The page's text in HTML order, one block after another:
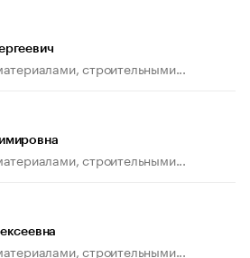
строительными...
строительными...
строительными...